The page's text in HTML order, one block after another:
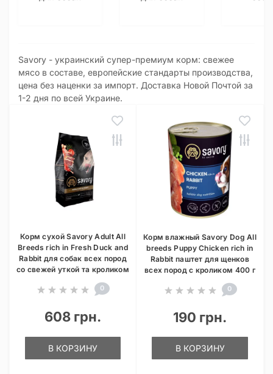
Savory - украинский супер-премиум корм: свежее
мясо в составе, европейские стандарты производства,
цена без наценки за импорт. Доставка Новой Почтой за
1-2 дня по всей Украине.
Корм сухой Savory Adult All
Breeds rich in Fresh Duck and
Rabbit для собак всех пород
со свежей уткой та кроликом
0
608 грн.
В КОРЗИНУ
Корм влажный Savory Dog All
breeds Puppy Chicken rich in
Rabbit паштет для щенков
всех пород с кроликом 400 г
0
190 грн.
В КОРЗИНУ